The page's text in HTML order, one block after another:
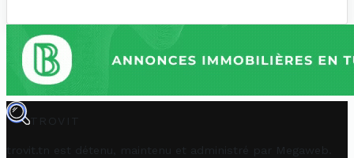
TROVIT
trovit.tn est détenu, maintenu et administré par Megaweb